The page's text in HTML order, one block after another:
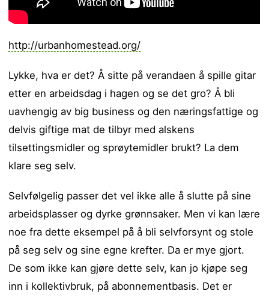
http://urbanhomestead.org/
Lykke, hva er det? Å sitte på verandaen å spille gitar
etter en arbeidsdag i hagen og se det gro? Å bli
uavhengig av big business og den næringsfattige og
delvis giftige mat de tilbyr med alskens
tilsettingsmidler og sprøytemidler brukt? La dem
klare seg selv.
Selvfølgelig passer det vel ikke alle å slutte på sine
arbeidsplasser og dyrke grønnsaker. Men vi kan lære
noe fra dette eksempel på å bli selvforsynt og stole
på seg selv og sine egne krefter. Da er mye gjort.
De som ikke kan gjøre dette selv, kan jo kjøpe seg
inn i kollektivbruk, på abonnementbasis. Det er